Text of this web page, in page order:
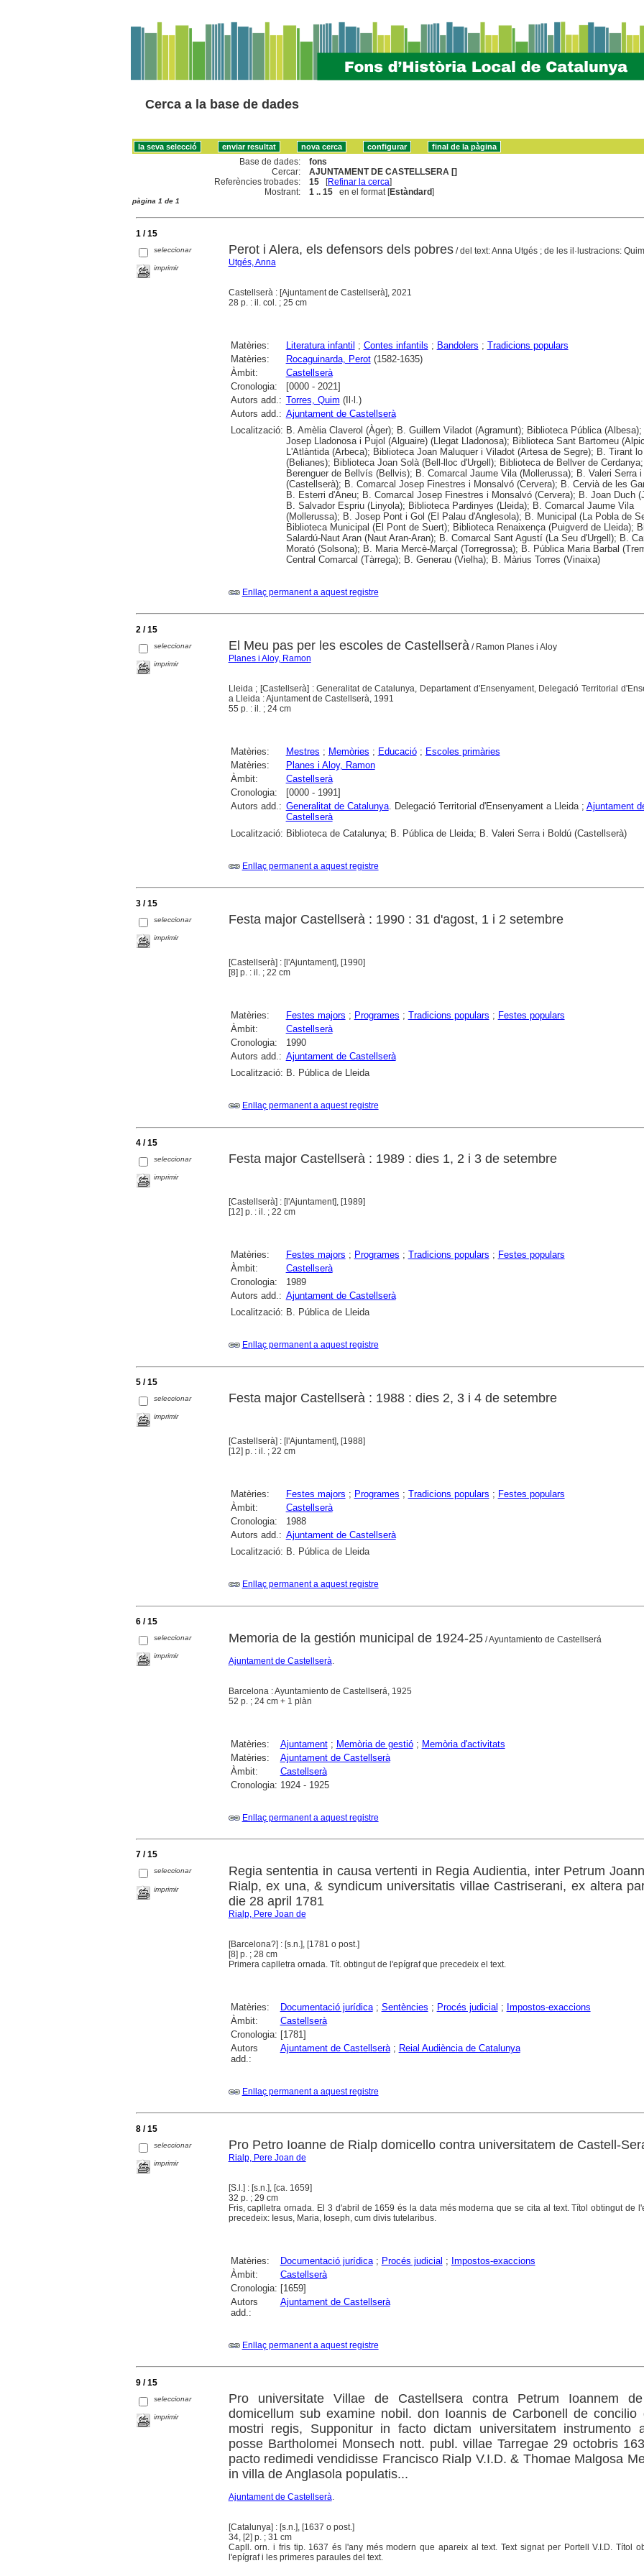
Cerca a la base de dades
Base de dades:
fons
Cercar:
AJUNTAMENT DE CASTELLSERA []
Referències trobades:
15 [Refinar la cerca]
Mostrant:
1 .. 15 en el format [Estàndard]
pàgina 1 de 1
1 / 15
seleccionar
imprimir
Perot i Alera, els defensors dels pobres/ del text: Anna Utgés ; de les il·lustracions:
Utgés, Anna
Castellserà : [Ajuntament de Castellserà], 2021
28 p. : il. col. ; 25 cm
Matèries: Literatura infantil ; Contes infantils ; Bandolers ; Tradicions populars
Matèries:
Rocaguinarda, Perot(1582-1635)
Àmbit:
Castellserà
Cronologia:
[0000 - 2021]
Autors add.: Torres, Quim (Il·l.)
Autors add.: Ajuntament de Castellserà
Localització: B. Amèlia Claverol (Àger); B. Guillem Viladot (Agramunt); Biblioteca Pública (Albesa);
Josep Lladonosa i Pujol (Alguaire) (Llegat Lladonosa); Biblioteca Sant Bartomeu
L'Atlàntida (Arbeca); Biblioteca Joan Maluquer i Viladot (Artesa de Segre); B. Tirant
(Belianes); Biblioteca Joan Solà (Bell-lloc d'Urgell); Biblioteca de Bellver de Cerdanya;
Berenguer de Bellvís (Bellvis); B. Comarcal Jaume Vila (Mollerussa); B. Valeri Serra i
(Castellserà); B. Comarcal Josep Finestres i Monsalvó (Cervera); B. Cervià de les
B. Esterri d'Àneu; B. Comarcal Josep Finestres i Monsalvó (Cervera); B. Joan Duch
B. Salvador Espriu (Linyola); Biblioteca Pardinyes (Lleida); B. Comarcal Jaume Vila
(Mollerussa); B. Josep Pont i Gol (El Palau d'Anglesola); B. Municipal (La Pobla de
Biblioteca Municipal (El Pont de Suert); Biblioteca Renaixença (Puigverd de Lleida);
Salardú-Naut Aran (Naut Aran-Aran); B. Comarcal Sant Agustí (La Seu d'Urgell); B.
Morató (Solsona); B. Maria Mercè-Marçal (Torregrossa); B. Pública Maria Barbal
Central Comarcal (Tàrrega); B. Generau (Vielha); B. Màrius Torres (Vinaixa)
Enllaç permanent a aquest registre
2 / 15
seleccionar
imprimir
El Meu pas per les escoles de Castellserà/ Ramon Planes i Aloy
Planes i Aloy, Ramon
Lleida ; [Castellserà] : Generalitat de Catalunya, Departament d'Ensenyament, Delegació Territorial
a Lleida : Ajuntament de Castellserà, 1991
55 p. : il. ; 24 cm
Matèries: Mestres ; Memòries ; Educació; Escoles primàries
Matèries:
Planes i Aloy, Ramon
Àmbit:
Castellserà
Cronologia:
[0000 - 1991]
Autors add.: Generalitat de Catalunya. Delegació Territorial d'Ensenyament a Lleida ; Ajuntament
Castellserà
Localització: Biblioteca de Catalunya; B. Pública de Lleida; B. Valeri Serra i Boldú (Castellserà)
Enllaç permanent a aquest registre
3 / 15
seleccionar
imprimir
Festa major Castellserà : 1990 : 31 d'agost, 1 i 2 setembre
[Castellserà] : [l'Ajuntament], [1990]
[8] p. : il. ; 22 cm
Matèries: Festes majors ; Programes ; Tradicions populars ; Festes populars
Àmbit:
Castellserà
Cronologia:
1990
Autors add.: Ajuntament de Castellserà
Localització: B. Pública de Lleida
Enllaç permanent a aquest registre
4 / 15
seleccionar
imprimir
Festa major Castellserà : 1989 : dies 1, 2 i 3 de setembre
[Castellserà] : [l'Ajuntament], [1989]
[12] p. : il. ; 22 cm
Matèries: Festes majors ; Programes ; Tradicions populars ; Festes populars
Àmbit:
Castellserà
Cronologia:
1989
Autors add.: Ajuntament de Castellserà
Localització: B. Pública de Lleida
Enllaç permanent a aquest registre
5 / 15
seleccionar
imprimir
Festa major Castellserà : 1988 : dies 2, 3 i 4 de setembre
[Castellserà] : [l'Ajuntament], [1988]
[12] p. : il. ; 22 cm
Matèries: Festes majors ; Programes ; Tradicions populars ; Festes populars
Àmbit:
Castellserà
Cronologia:
1988
Autors add.: Ajuntament de Castellserà
Localització: B. Pública de Lleida
Enllaç permanent a aquest registre
6 / 15
seleccionar
imprimir
Memoria de la gestión municipal de 1924-25/ Ayuntamiento de Castellserá
Ajuntament de Castellserà
Barcelona : Ayuntamiento de Castellserá, 1925
52 p. ; 24 cm + 1 plàn
Matèries: Ajuntament; Memòria de gestió; Memòria d'activitats
Matèries:
Ajuntament de Castellserà
Àmbit:
Castellserà
Cronologia: 1924 - 1925
Enllaç permanent a aquest registre
7 / 15
seleccionar
imprimir
Regia sententia in causa vertenti in Regia Audientia, inter Petrum
Rialp, ex una, & syndicum universitatis villae Castriserani, ex altera
die 28 april 1781
Rialp, Pere Joan de
[Barcelona?] : [s.n.], [1781 o post.]
[8] p. ; 28 cm
Primera caplletra ornada. Tít. obtingut de l'epígraf que precedeix el text.
Matèries: Documentació jurídica; Sentències ; Procés judicial ; Impostos-exaccions
Àmbit:
Castellserà
Cronologia: [1781]
Autors
add.:
Ajuntament de Castellserà; Reial Audiència de Catalunya
Enllaç permanent a aquest registre
8 / 15
seleccionar
imprimir
Pro Petro Ioanne de Rialp domicello contra universitatem de Castell-
Rialp, Pere Joan de
[S.l.] : [s.n.], [ca. 1659]
32 p. ; 29 cm
Fris, caplletra ornada. El 3 d'abril de 1659 és la data més moderna que se cita al text. Títol obtingut de
precedeix: Iesus, Maria, Ioseph, cum divis tutelaribus.
Matèries: Documentació jurídica; Procés judicial ; Impostos-exaccions
Àmbit:
Castellserà
Cronologia: [1659]
Autors
add.:
Ajuntament de Castellserà
Enllaç permanent a aquest registre
9 / 15
seleccionar
imprimir
Pro universitate Villae de Castellsera contra Petrum Ioannem
domicellum sub examine nobil. don Ioannis de Carbonell de concilio
mostri regis, Supponitur in facto dictam universitatem instrumento
posse Bartholomei Monsech nott. publ. villae Tarregae 29 octobris
pacto redimedi vendidisse Francisco Rialp V.I.D. & Thomae Malgosa
in villa de Anglasola populatis...
Ajuntament de Castellserà.
[Catalunya] : [s.n.], [1637 o post.]
34, [2] p. ; 31 cm
Capll. orn. i fris tip. 1637 és l'any més modern que apareix al text. Text signat per Portell V.I.D. Títol
l'epígraf i les primeres paraules del text.